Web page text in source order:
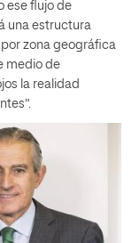
ese flujo de
una estructura
zona geográfica
medio de
la realidad